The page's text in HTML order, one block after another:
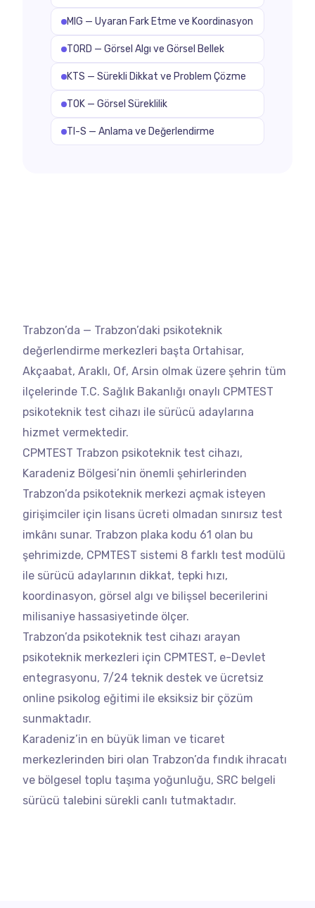
MIG — Uyaran Fark Etme ve Koordinasyon
TORD — Görsel Algı ve Görsel Bellek
KTS — Sürekli Dikkat ve Problem Çözme
TOK — Görsel Süreklilik
TI-S — Anlama ve Değerlendirme
Trabzon’da — Trabzon’daki psikoteknik
değerlendirme merkezleri başta Ortahisar,
Akçaabat, Araklı, Of, Arsin olmak üzere şehrin tüm
ilçelerinde T.C. Sağlık Bakanlığı onaylı CPMTEST
psikoteknik test cihazı ile sürücü adaylarına
hizmet vermektedir.
CPMTEST Trabzon psikoteknik test cihazı,
Karadeniz Bölgesi’nin önemli şehirlerinden
Trabzon’da psikoteknik merkezi açmak isteyen
girişimciler için lisans ücreti olmadan sınırsız test
imkânı sunar. Trabzon plaka kodu 61 olan bu
şehrimizde, CPMTEST sistemi 8 farklı test modülü
ile sürücü adaylarının dikkat, tepki hızı,
koordinasyon, görsel algı ve bilişsel becerilerini
milisaniye hassasiyetinde ölçer.
Trabzon’da psikoteknik test cihazı arayan
psikoteknik merkezleri için CPMTEST, e-Devlet
entegrasyonu, 7/24 teknik destek ve ücretsiz
online psikolog eğitimi ile eksiksiz bir çözüm
sunmaktadır.
Karadeniz’in en büyük liman ve ticaret
merkezlerinden biri olan Trabzon’da fındık ihracatı
ve bölgesel toplu taşıma yoğunluğu, SRC belgeli
sürücü talebini sürekli canlı tutmaktadır.